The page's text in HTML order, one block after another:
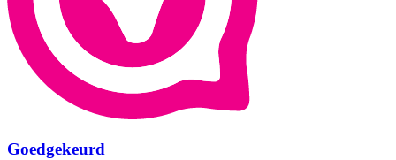
Goedgekeurd